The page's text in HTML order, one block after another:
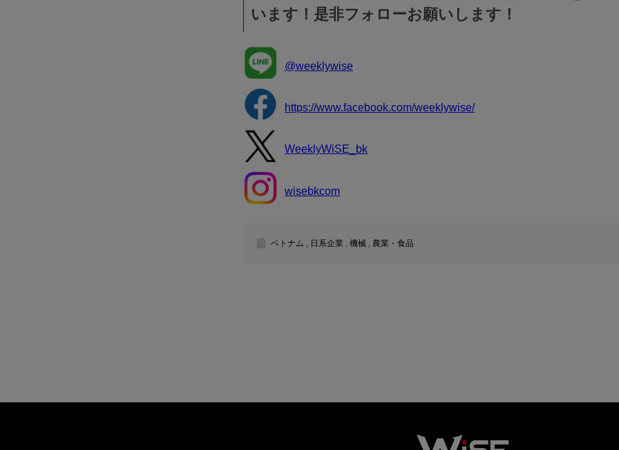
います！是非フォローお願いします！
@weeklywise
https://www.facebook.com/weeklywise/
WeeklyWiSE_bk
wisebkcom
ベトナム 日系企業 機械 農業・食品